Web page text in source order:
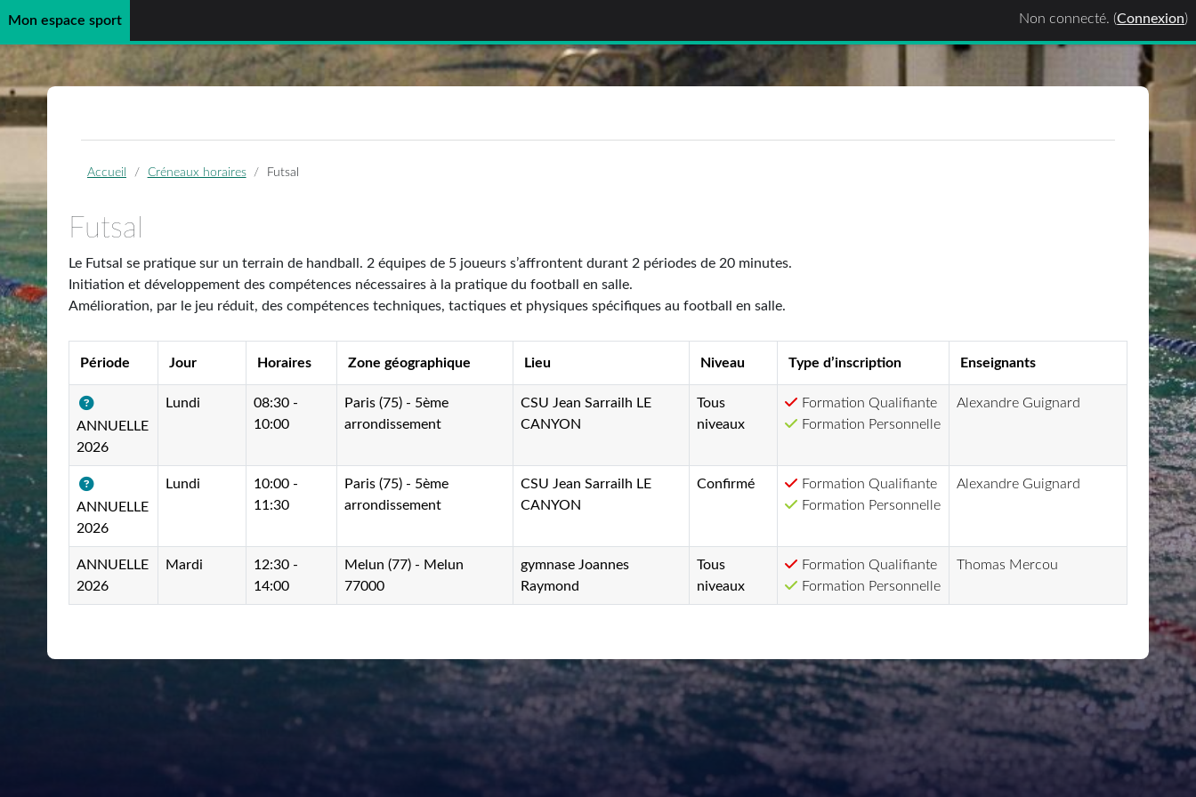
Passer au contenu principal
Mon espace sport Non connecté. (Connexion)
Accueil Créneaux horaires Futsal
Futsal
Le Futsal se pratique sur un terrain de handball. 2 équipes de 5 joueurs s’affrontent durant 2 périodes de 20 minutes.
Initiation et développement des compétences nécessaires à la pratique du football en salle.
Amélioration, par le jeu réduit, des compétences techniques, tactiques et physiques spécifiques au football en salle.
Période Jour Horaires Zone géographique Lieu Niveau Type d’inscription Enseignants
ANNUELLE
2026
Lundi
08:30 -
10:00
Paris (75) - 5ème
arrondissement
CSU Jean Sarrailh LE
CANYON
Tous
niveaux
Formation Qualifiante
Formation Personnelle
Alexandre Guignard
ANNUELLE
2026
Lundi
10:00 -
11:30
Paris (75) - 5ème
arrondissement
CSU Jean Sarrailh LE
CANYON
Confirmé
Formation Qualifiante
Formation Personnelle
Alexandre Guignard
ANNUELLE
2026
Mardi
12:30 -
14:00
Melun (77) - Melun
77000
gymnase Joannes
Raymond
Tous
niveaux
Formation Qualifiante
Formation Personnelle
Thomas Mercou